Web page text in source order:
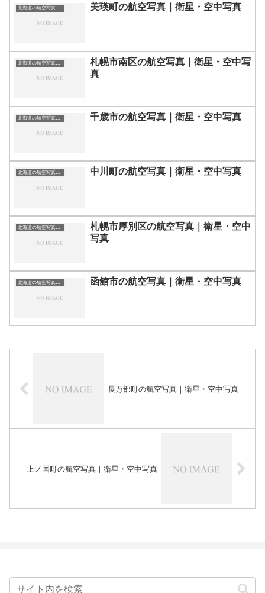
美瑛町の航空写真｜衛星・空中写真
札幌市南区の航空写真｜衛星・空中写
真
千歳市の航空写真｜衛星・空中写真
北海道の航空写真・空中写真 中川町の航空写真｜衛星・空中写真
北海道の航空写真・空中写真
札幌市厚別区の航空写真｜衛星・空中
写真
北海道の航空写真・空中写真 函館市の航空写真｜衛星・空中写真
長万部町の航空写真｜衛星・空中写真
上ノ国町の航空写真｜衛星・空中写真